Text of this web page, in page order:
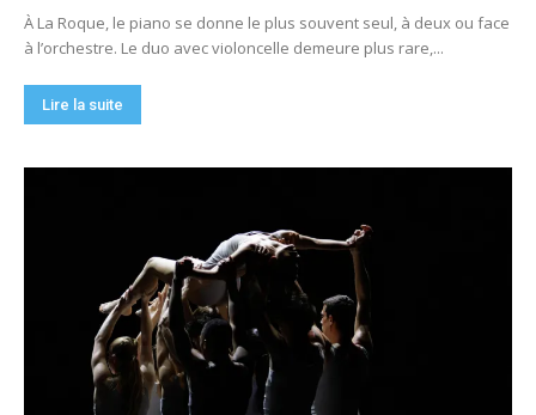
À La Roque, le piano se donne le plus souvent seul, à deux ou face
à l’orchestre. Le duo avec violoncelle demeure plus rare,...
Lire la suite